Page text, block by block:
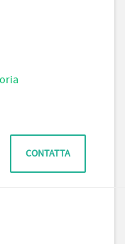
CONTATTA